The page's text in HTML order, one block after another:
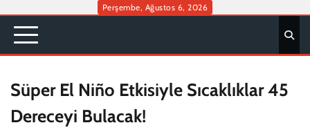
content
Perşembe, Ağustos 6, 2026
Süper El Niño Etkisiyle Sıcaklıklar 45
Dereceyi Bulacak!